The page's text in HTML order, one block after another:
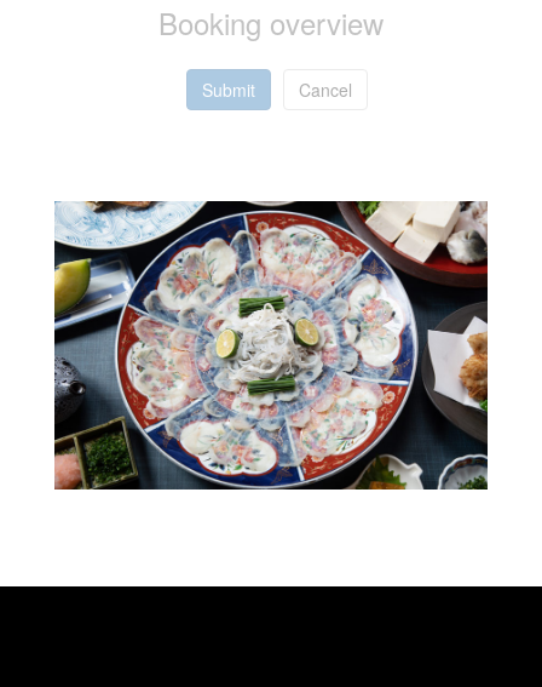
Booking overview
Submit Cancel